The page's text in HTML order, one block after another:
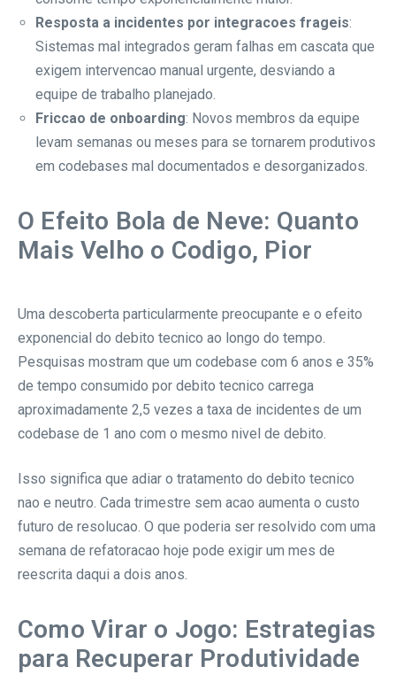
Resposta a incidentes por integracoes frageis:
Sistemas mal integrados geram falhas em cascata que
exigem intervencao manual urgente, desviando a
equipe de trabalho planejado.
Friccao de onboarding: Novos membros da equipe
levam semanas ou meses para se tornarem produtivos
em codebases mal documentados e desorganizados.
O Efeito Bola de Neve: Quanto
Mais Velho o Codigo, Pior
Uma descoberta particularmente preocupante e o efeito
exponencial do debito tecnico ao longo do tempo.
Pesquisas mostram que um codebase com 6 anos e 35%
de tempo consumido por debito tecnico carrega
aproximadamente 2,5 vezes a taxa de incidentes de um
codebase de 1 ano com o mesmo nivel de debito.
Isso significa que adiar o tratamento do debito tecnico
nao e neutro. Cada trimestre sem acao aumenta o custo
futuro de resolucao. O que poderia ser resolvido com uma
semana de refatoracao hoje pode exigir um mes de
reescrita daqui a dois anos.
Como Virar o Jogo: Estrategias
para Recuperar Produtividade